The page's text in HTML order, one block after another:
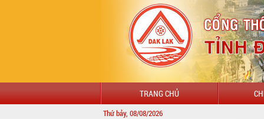
TRANG CHỦ
Thứ bảy, 08/08/2026